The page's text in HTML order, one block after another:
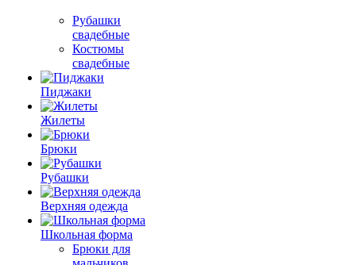
Рубашки
свадебные
Костюмы
свадебные
Пиджаки
Жилеты
Брюки
Рубашки
Верхняя одежда
Школьная форма
Брюки для